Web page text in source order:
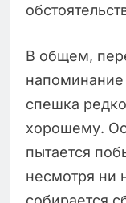
В общем,
напоминание
спешка
хорошему.
пытается
несмотря ни